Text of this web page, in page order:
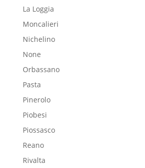
La Loggia
Moncalieri
Nichelino
None
Orbassano
Pasta
Pinerolo
Piobesi
Piossasco
Reano
Rivalta